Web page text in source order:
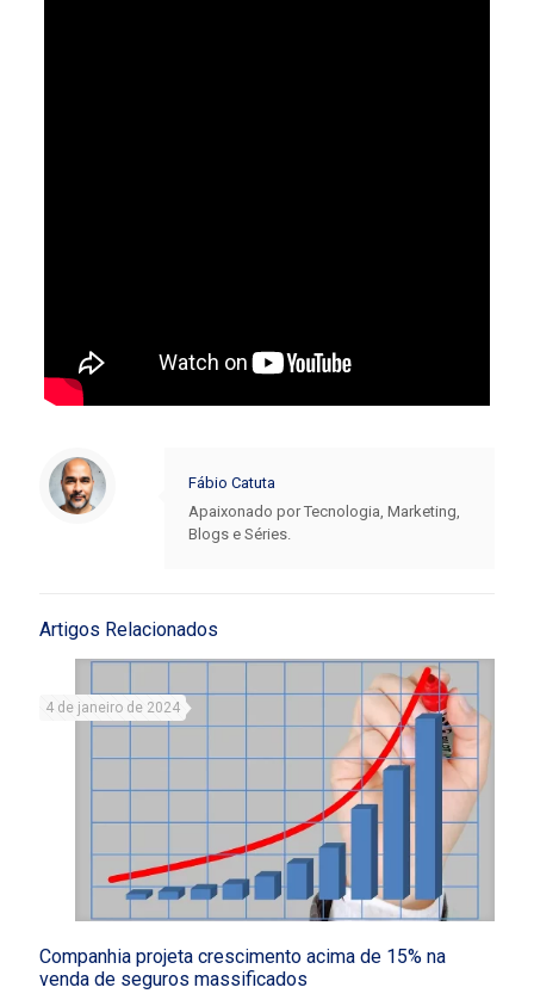
Fábio Catuta
Apaixonado por Tecnologia, Marketing,
Blogs e Séries.
Artigos Relacionados
4 de janeiro de 2024
Companhia projeta crescimento acima de 15% na
venda de seguros massificados